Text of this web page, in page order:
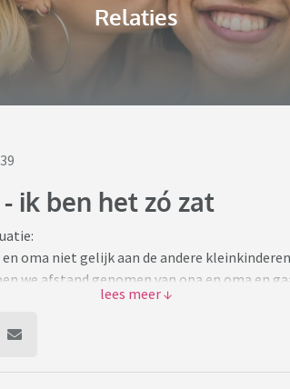
Relaties
ik ben het zó zat
oma niet gelijk aan de andere
we afstand genomen van opa en oma en
ouders 2x per maand voor een uurtje. Ik